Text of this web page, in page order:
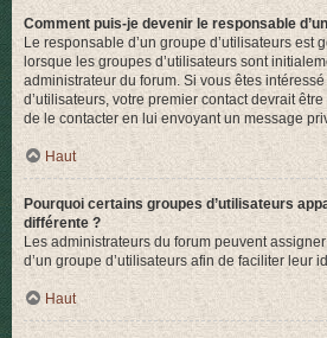
Comment puis-je devenir le responsable
Le responsable d’un groupe d’utilisateurs est
lorsque les groupes d’utilisateurs sont
administrateur du forum. Si vous êtes
d’utilisateurs, votre premier contact devrait
de le contacter en lui envoyant un message
Haut
Pourquoi certains groupes d’utilisateurs
différente ?
Les administrateurs du forum peuvent
d’un groupe d’utilisateurs afin de faciliter leur
Haut